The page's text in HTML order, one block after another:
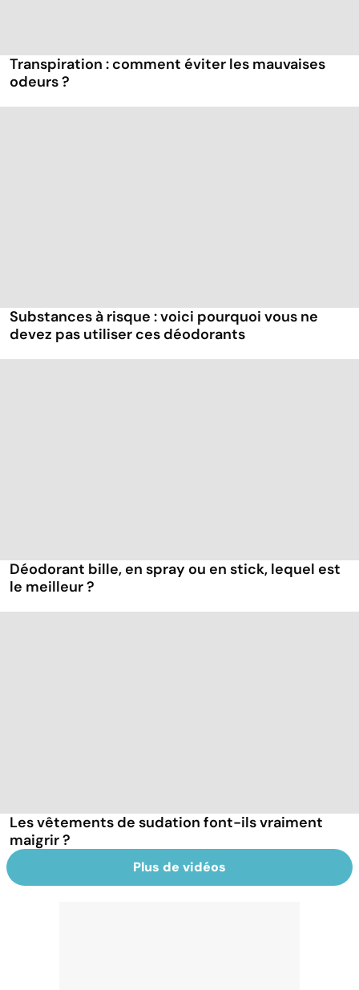
Transpiration : comment éviter les mauvaises
odeurs ?
Substances à risque : voici pourquoi vous ne
devez pas utiliser ces déodorants
Déodorant bille, en spray ou en stick, lequel est
le meilleur ?
Les vêtements de sudation font-ils vraiment
maigrir ?
Plus de vidéos